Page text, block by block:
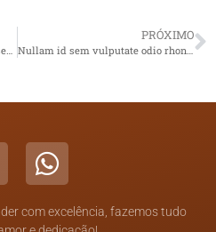
Lorem ipsum dolor sit amet, consectetur adipiscing elit.
PRÓXIMO
Nullam id sem vulputate odio rhoncus vestibulum in non odio. Sed semper, leo
com excelência, fazemos tudo